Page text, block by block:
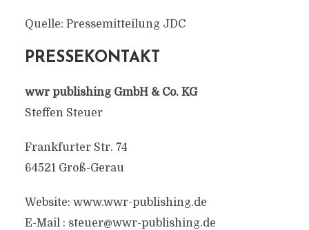
Quelle: Pressemitteilung JDC
PRESSEKONTAKT
wwr publishing GmbH & Co. KG
Steffen Steuer
Frankfurter Str. 74
64521 Groß-Gerau
Website: www.wwr-publishing.de
E-Mail : steuer@wwr-publishing.de